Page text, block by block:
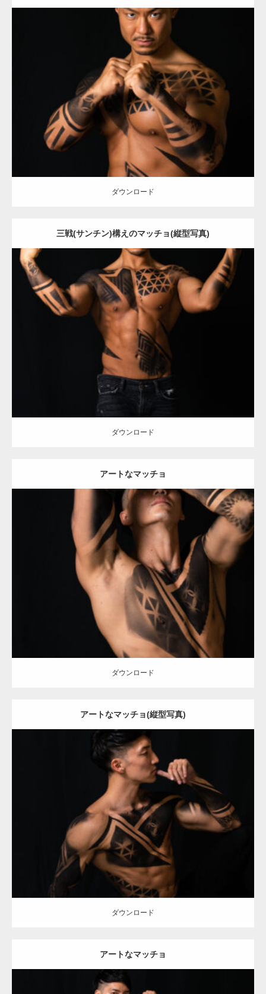
Update:2021.12.21
アートなマッチョ オレンジの人 TOSHI(大胸筋) 闘うマッ
チョ
ダウンロード
ダウンロード
三戦(サンチン)構えのマッチョ(縦型写真)
Update:2021.12.21
Category:アートなマッチョ オレンジの人 TOSHI(大胸筋)
筋
ダウンロード
ダウンロード
アートなマッチョ
Update:
アートなマッチョ オレンジの人 AKIHITO(細マッチョ)
ダウンロード
ダウンロード
アートなマッチョ(縦型写真)
Update:2021.12.21
アートなマッチョ オレンジの人 AKIHITO(細マッチョ)
筋
ダウンロード
ダウンロード
アートなマッチョ